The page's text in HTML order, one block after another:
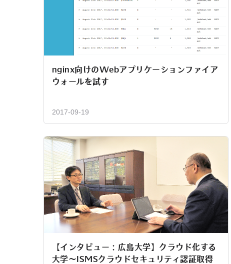
nginx向けのWebアプリケーションファイア
ウォールを試す
2017-09-19
【インタビュー：広島大学】クラウド化する
大学～ISMSクラウドセキュリティ認証取得